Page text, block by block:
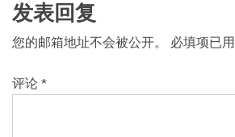
发表回复
您的邮箱地址不会被公开。 必填项已用
评论 *